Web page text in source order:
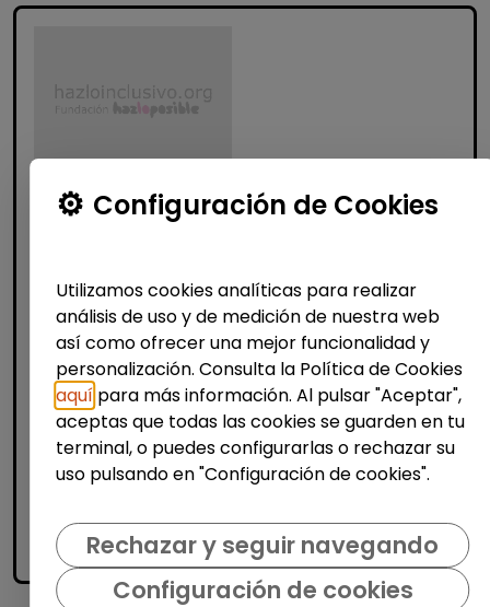
Limpieza y mantenimiento
| España(Madrid)
Desarrollar las actividades necesarias para
el desarrollo correcto del proceso de lavado
de coches y cobro de los servicios. El
trabajo se desarrollaría en la zona de Las
Tablas, en l...
accessibility_newPersonas con discapacidad
Configuración de Cookies
Utilizamos cookies analíticas para realizar
análisis de uso y de medición de nuestra web
así como ofrecer una mejor funcionalidad y
personalización. Consulta la Política de Cookies
aquí para más información. Al pulsar "Aceptar",
aceptas que todas las cookies se guarden en tu
terminal, o puedes configurarlas o rechazar su
uso pulsando en "Configuración de cookies".
Rechazar y seguir navegando
Configuración de cookies